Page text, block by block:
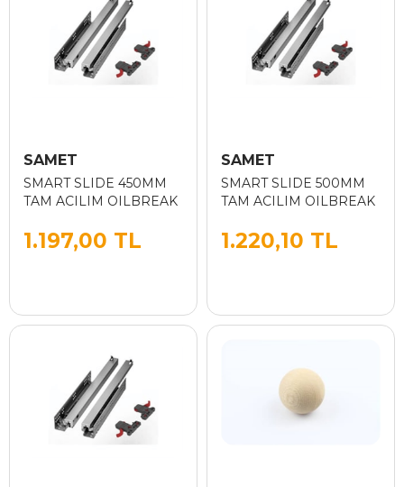
SAMET
SMART SLIDE 450MM
TAM ACILIM OILBREAK
1.197,00 TL
SAMET
SMART SLIDE 500MM
TAM ACILIM OILBREAK
1.220,10 TL